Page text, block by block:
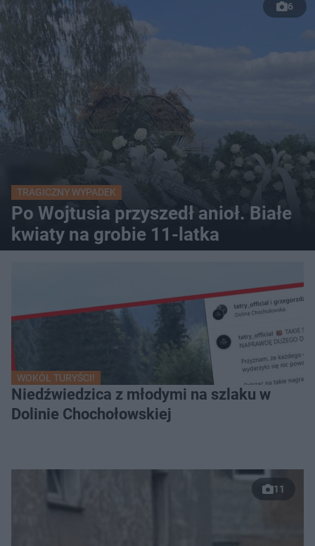
6
TRAGICZNY WYPADEK
Po Wojtusia przyszedł anioł. Białe
kwiaty na grobie 11-latka
WOKÓŁ TURYŚCI!
Niedźwiedzica z młodymi na szlaku w
Dolinie Chochołowskiej
11